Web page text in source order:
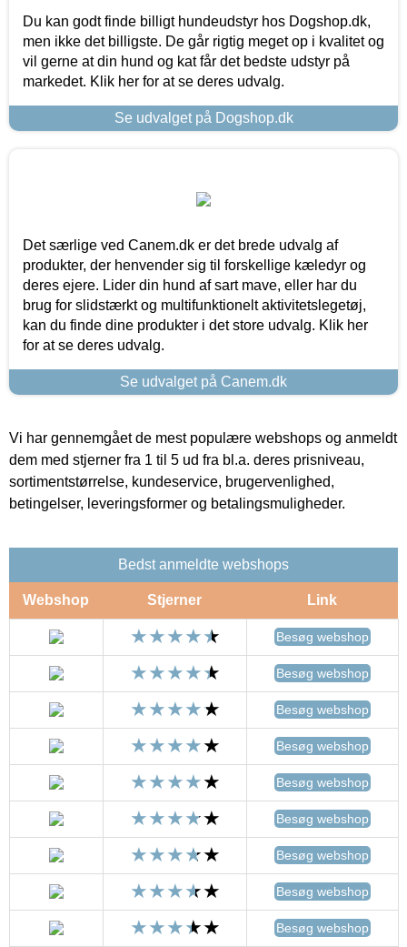
Du kan godt finde billigt hundeudstyr hos Dogshop.dk,
men ikke det billigste. De går rigtig meget op i kvalitet og
vil gerne at din hund og kat får det bedste udstyr på
markedet. Klik her for at se deres udvalg.
Se udvalget på Dogshop.dk
Det særlige ved Canem.dk er det brede udvalg af
produkter, der henvender sig til forskellige kæledyr og
deres ejere. Lider din hund af sart mave, eller har du
brug for slidstærkt og multifunktionelt aktivitetslegetøj,
kan du finde dine produkter i det store udvalg. Klik her
for at se deres udvalg.
Se udvalget på Canem.dk
Vi har gennemgået de mest populære webshops og anmeldt
dem med stjerner fra 1 til 5 ud fra bl.a. deres prisniveau,
sortimentstørrelse, kundeservice, brugervenlighed,
betingelser, leveringsformer og betalingsmuligheder.
Bedst anmeldte webshops
Webshop Stjerner Link
Besøg webshop
Besøg webshop
Besøg webshop
Besøg webshop
Besøg webshop
Besøg webshop
Besøg webshop
Besøg webshop
Besøg webshop